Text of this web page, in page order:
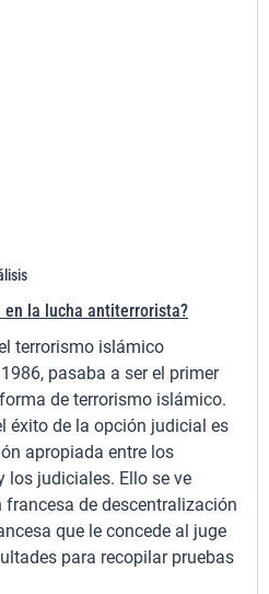
en la lucha antiterrorista?
terrorismo islámico
pasaba a ser el primer
de terrorismo islámico.
éxito de la opción judicial es
apropiada entre los
los judiciales. Ello se ve
de descentralización
que le concede al juge
para recopilar pruebas